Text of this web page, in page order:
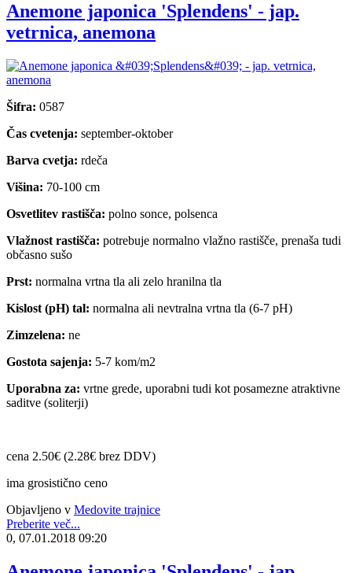
Anemone japonica 'Splendens' - jap.
vetrnica, anemona
Šifra: 0587
Čas cvetenja: september-oktober
Barva cvetja: rdeča
Višina: 70-100 cm
Osvetlitev rastišča: polno sonce, polsenca
Vlažnost rastišča: potrebuje normalno vlažno rastišče, prenaša tudi
občasno sušo
Prst: normalna vrtna tla ali zelo hranilna tla
Kislost (pH) tal: normalna ali nevtralna vrtna tla (6-7 pH)
Zimzelena: ne
Gostota sajenja: 5-7 kom/m2
Uporabna za: vrtne grede, uporabni tudi kot posamezne atraktivne
saditve (soliterji)
cena 2.50€ (2.28€ brez DDV)
ima grosistično ceno
Objavljeno v Medovite trajnice
Preberite več...
0, 07.01.2018 09:20